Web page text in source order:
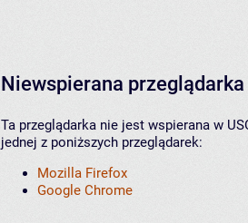
Niewspierana przeglądarka
Ta przeglądarka nie jest wspierana w
jednej z poniższych przeglądarek:
Mozilla Firefox
Google Chrome